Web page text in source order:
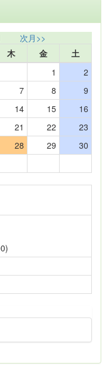
次月>>
木 金
土
1
2
7 8
9
14 15
16
21 22
23
28 29
30